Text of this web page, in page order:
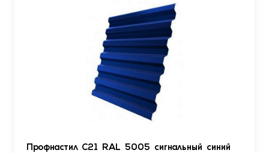
Профнастил С21 RAL 5005 сигнальный синий